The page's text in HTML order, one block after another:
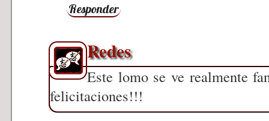
Responder
Redes
Este lomo se ve realmente
felicitaciones!!!